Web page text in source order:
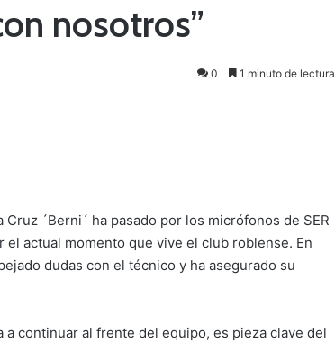
nosotros”
0 1 minuto de lectura
´Berni´ ha pasado por los micrófonos de SER
el actual momento que vive el club roblense. En
dudas con el técnico y ha asegurado su
continuar al frente del equipo, es pieza clave del